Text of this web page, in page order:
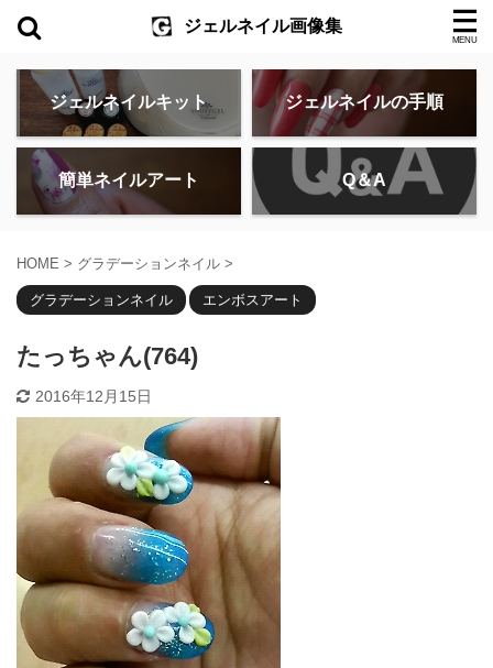
ジェルネイル画像集
ジェルネイルキット ジェルネイルの手順
簡単ネイルアート Q＆A
HOME > グラデーションネイル >
グラデーションネイル エンボスアート
たっちゃん(764)
2016年12月15日